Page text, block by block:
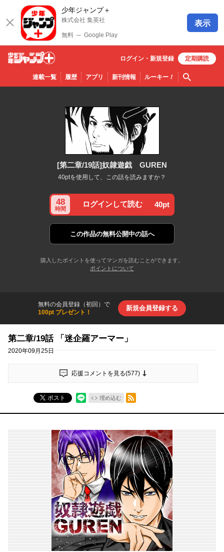
少年ジャンプ＋
株式会社 集英社
無料 ─ Google Play
表示
少年ジ
ャンプ
連載一覧 履歴 アプリ 新刊情報 ルーキー！ 検索
ログイン・ 新規登録 定期購読
[第二章/19話]奴隷遊戯 GUREN
40ptを使用して、この話を読みますか？
48
時間
ログインして読む 40pt
この作品の無料公開中の話へ
購入したポイントを使ってマンガを読むことができます。
ポイントについて
無料の会員登録（初回）で
100pt プレゼント！
新規会員登録する
第二章/19話 「迷企羅アーマー」
2020年09月25日
応援コメントを見る(577)
ポスト 埋め込む
RSSフィード